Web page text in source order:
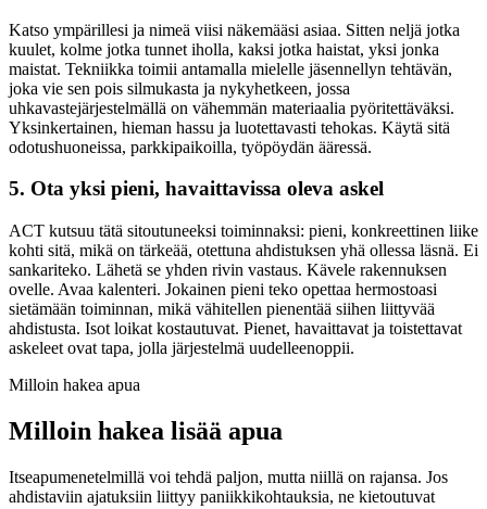
Katso ympärillesi ja nimeä viisi näkemääsi asiaa. Sitten neljä jotka
kuulet, kolme jotka tunnet iholla, kaksi jotka haistat, yksi jonka
maistat. Tekniikka toimii antamalla mielelle jäsennellyn tehtävän,
joka vie sen pois silmukasta ja nykyhetkeen, jossa
uhkavastejärjestelmällä on vähemmän materiaalia pyöritettäväksi.
Yksinkertainen, hieman hassu ja luotettavasti tehokas. Käytä sitä
odotushuoneissa, parkkipaikoilla, työpöydän ääressä.
5. Ota yksi pieni, havaittavissa oleva askel
ACT kutsuu tätä sitoutuneeksi toiminnaksi: pieni, konkreettinen liike
kohti sitä, mikä on tärkeää, otettuna ahdistuksen yhä ollessa läsnä. Ei
sankariteko. Lähetä se yhden rivin vastaus. Kävele rakennuksen
ovelle. Avaa kalenteri. Jokainen pieni teko opettaa hermostoasi
sietämään toiminnan, mikä vähitellen pienentää siihen liittyvää
ahdistusta. Isot loikat kostautuvat. Pienet, havaittavat ja toistettavat
askeleet ovat tapa, jolla järjestelmä uudelleenoppii.
Milloin hakea apua
Milloin hakea lisää apua
Itseapumenetelmillä voi tehdä paljon, mutta niillä on rajansa. Jos
ahdistaviin ajatuksiin liittyy paniikkikohtauksia, ne kietoutuvat